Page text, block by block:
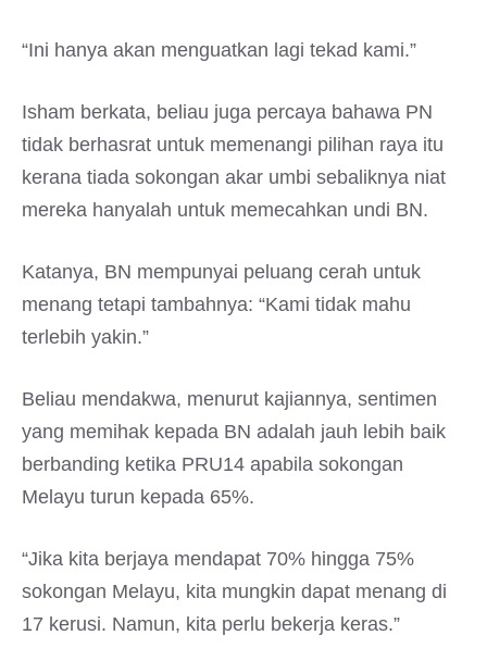
“Ini hanya akan menguatkan lagi tekad kami.”
Isham berkata, beliau juga percaya bahawa PN
tidak berhasrat untuk memenangi pilihan raya itu
kerana tiada sokongan akar umbi sebaliknya niat
mereka hanyalah untuk memecahkan undi BN.
Katanya, BN mempunyai peluang cerah untuk
menang tetapi tambahnya: “Kami tidak mahu
terlebih yakin.”
Beliau mendakwa, menurut kajiannya, sentimen
yang memihak kepada BN adalah jauh lebih baik
berbanding ketika PRU14 apabila sokongan
Melayu turun kepada 65%.
“Jika kita berjaya mendapat 70% hingga 75%
sokongan Melayu, kita mungkin dapat menang di
17 kerusi. Namun, kita perlu bekerja keras.”